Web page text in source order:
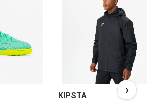
KIPSTA
›